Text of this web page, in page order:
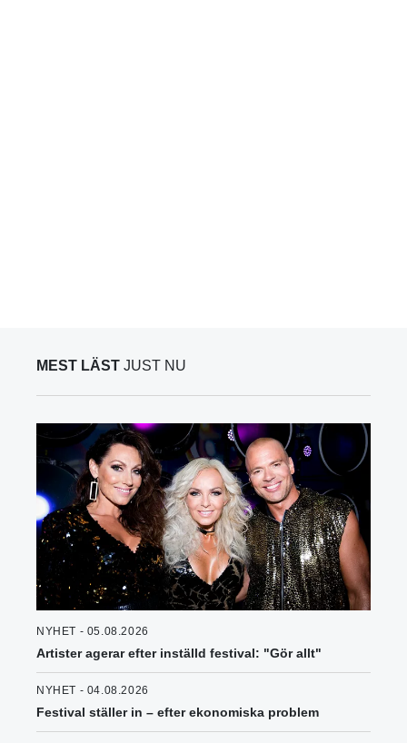
MEST LÄST JUST NU
NYHET - 05.08.2026
Artister agerar efter inställd festival: "Gör allt"
NYHET - 04.08.2026
Festival ställer in – efter ekonomiska problem